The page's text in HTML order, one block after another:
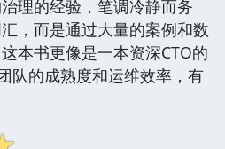
理的经验，笔调冷静而务
，而是通过大量的案例和数
本书更像是一本资深CTO的
队的成熟度和运维效率，有